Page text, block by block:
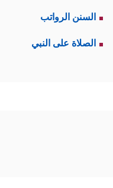
السنن الرواتب
الصلاة على النبي